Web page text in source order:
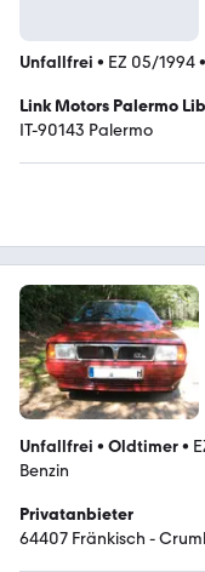
Unfallfrei • EZ 05/1994•
Link Motors Palermo
IT-90143 Palermo
Unfallfrei • Oldtimer•
Benzin
Privatanbieter
64407 Fränkisch -